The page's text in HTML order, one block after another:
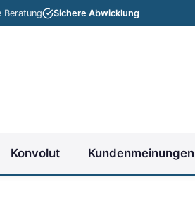
Beratung Sichere Abwicklung
Konvolut Kundenmeinungen